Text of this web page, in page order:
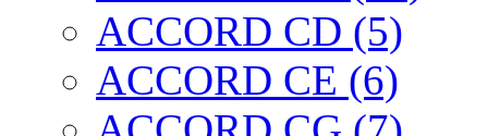
ACCORD CD (5)
ACCORD CE (6)